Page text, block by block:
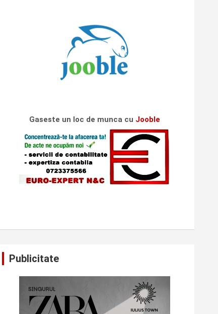
Gaseste un loc de munca cu Jooble
Publicitate